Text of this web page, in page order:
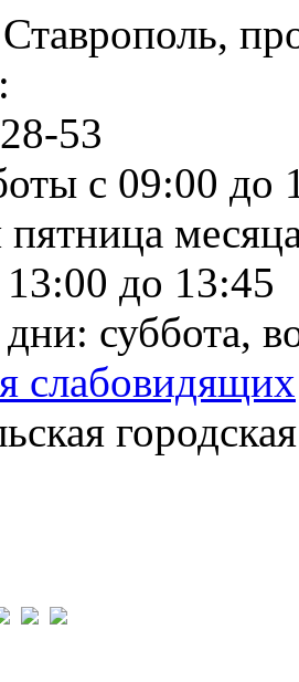
53
с 09:00 до
пятница
до 13:45
суббота,
слабовидящих